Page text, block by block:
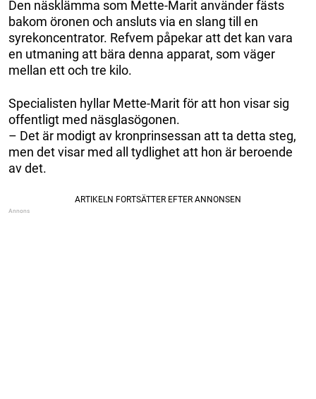
Den näsklämma som Mette-Marit använder fästs
bakom öronen och ansluts via en slang till en
syrekoncentrator. Refvem påpekar att det kan vara
en utmaning att bära denna apparat, som väger
mellan ett och tre kilo.
Specialisten hyllar Mette-Marit för att hon visar sig
offentligt med näsglasögonen.
– Det är modigt av kronprinsessan att ta detta steg,
men det visar med all tydlighet att hon är beroende
av det.